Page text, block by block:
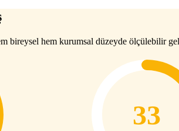
hem kurumsal düzeyde ölçülebilir
33